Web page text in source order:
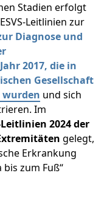
Stadien erfolgt
Leitlinien zur
Diagnose und
2017, die in
Gesellschaft
wurden und sich
Im
2024 der
gelegt,
Erkrankung
zum Fuß“